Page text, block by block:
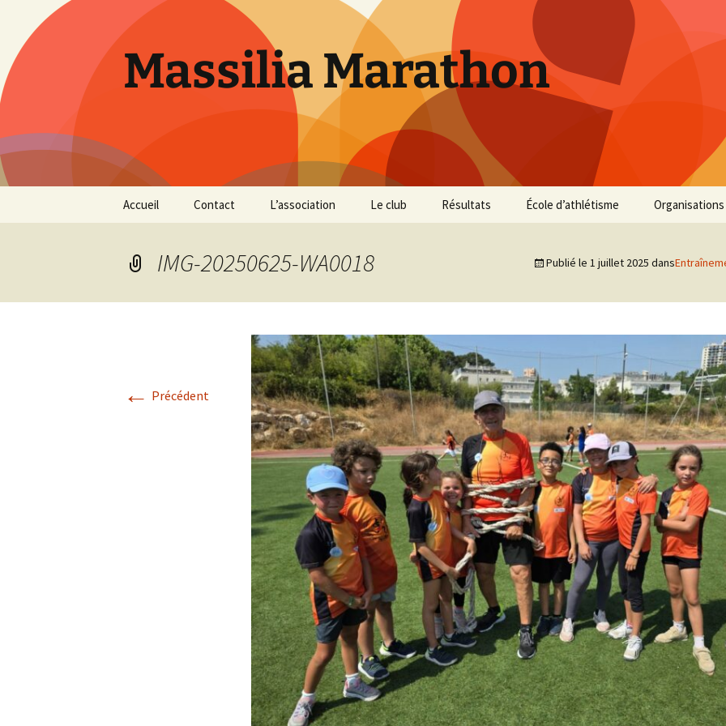
contenu
Massilia Marathon
Accueil Contact L’association Le club
Vie du club
Résultats
Courses 2023
Courses 2022
Courses 2021
Courses 2020
École d’athlétisme Organisations
IMG-20250625-WA0018 Publié le 1 juillet 2025 dans
← Précédent